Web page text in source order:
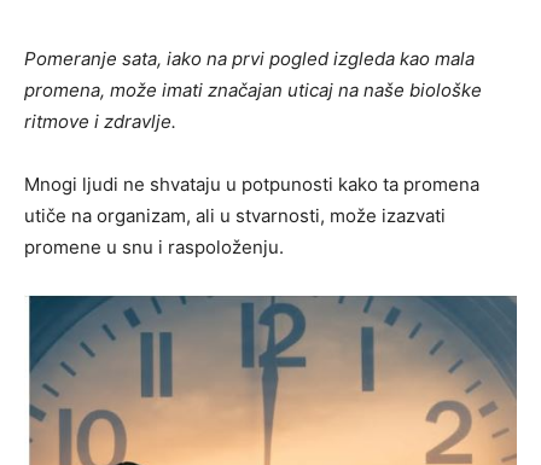
Pomeranje sata, iako na prvi pogled izgleda kao mala
promena, može imati značajan uticaj na naše biološke
ritmove i zdravlje.
Mnogi ljudi ne shvataju u potpunosti kako ta promena
utiče na organizam, ali u stvarnosti, može izazvati
promene u snu i raspoloženju.